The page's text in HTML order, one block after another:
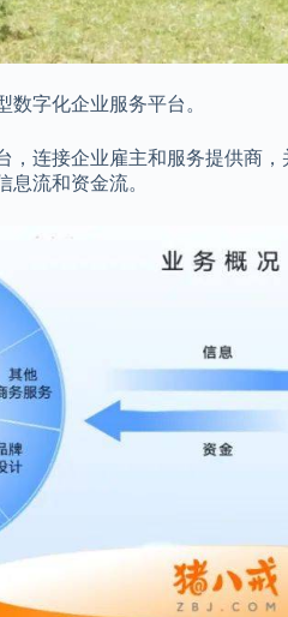
数字化企业服务平台。
，连接企业雇主和服务提供商
流和资金流。